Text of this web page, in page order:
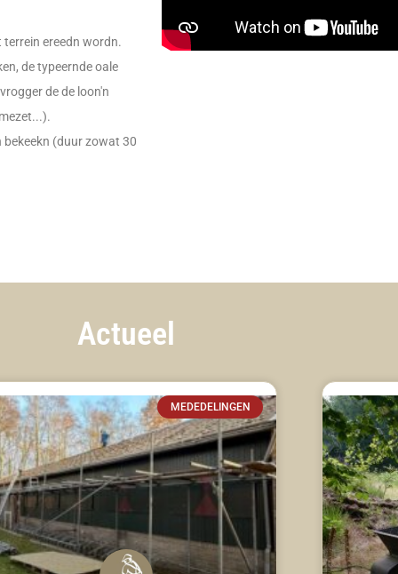
terrein ereedn wordn.
de typeernde oale
de de loon'n
(duur zowat 30
Actueel
MEDEDELINGEN